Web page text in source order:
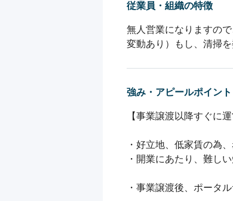
従業員・組織の特徴
無人営業になりますの
変動あり）もし、清掃
強み・アピールポイント
【事業譲渡以降すぐに
・好立地、低家賃の為
・開業にあたり、難し
・事業譲渡後、ポータ